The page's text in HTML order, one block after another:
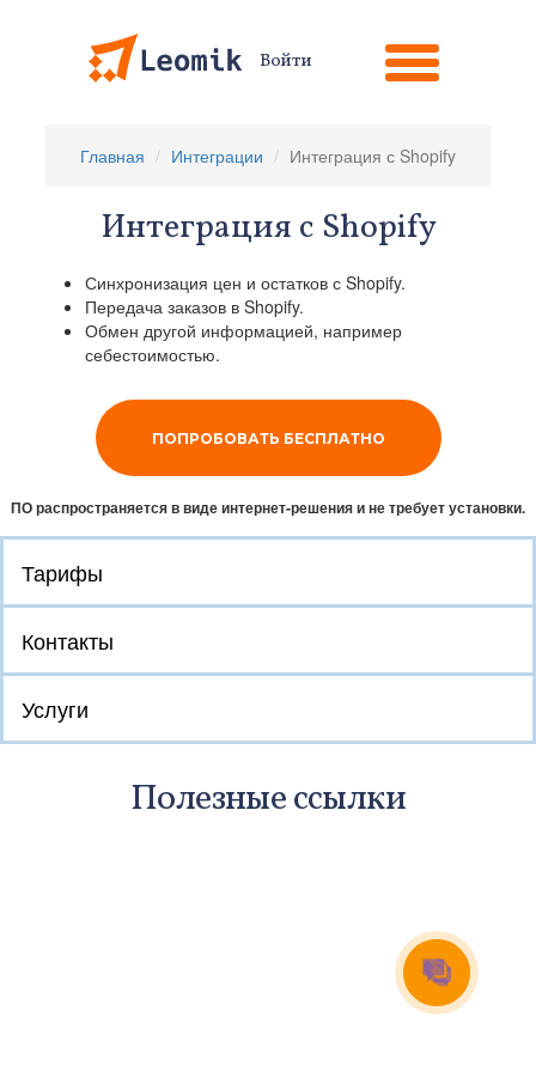
Войти
Интеграции
Главная Интеграции Интеграция с Shopify
Интеграция с Shopify
Синхронизация цен и остатков с Shopify.
Передача заказов в Shopify.
Обмен другой информацией, например
себестоимостью.
ПОПРОБОВАТЬ БЕСПЛАТНО
ПО распространяется в виде интернет-решения и не требует установки.
Тарифы
Контакты
Услуги
Полезные ссылки